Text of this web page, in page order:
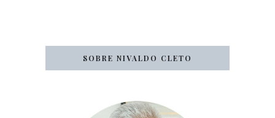
SOBRE NIVALDO CLETO